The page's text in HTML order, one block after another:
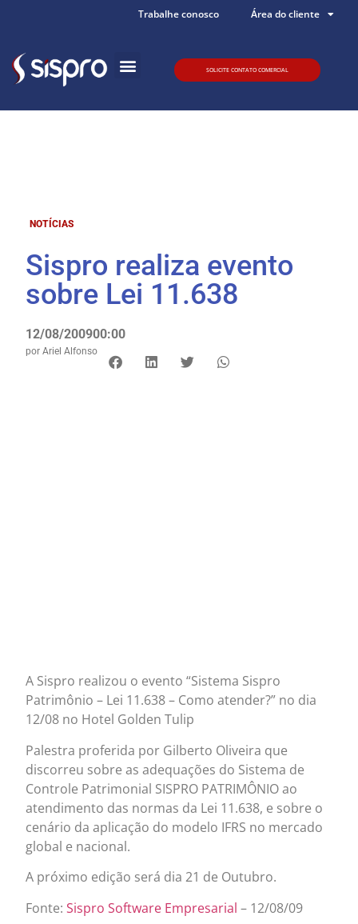
Trabalhe conosco Área do cliente
SOLICITE CONTATO COMERCIAL
NOTÍCIAS
Sispro realiza evento
sobre Lei 11.638
12/08/200900:00
por Ariel Alfonso
A Sispro realizou o evento “Sistema Sispro
Patrimônio – Lei 11.638 – Como atender?” no dia
12/08 no Hotel Golden Tulip
Palestra proferida por Gilberto Oliveira que
discorreu sobre as adequações do Sistema de
Controle Patrimonial SISPRO PATRIMÔNIO ao
atendimento das normas da Lei 11.638, e sobre o
cenário da aplicação do modelo IFRS no mercado
global e nacional.
A próximo edição será dia 21 de Outubro.
Fonte:Sispro Software Empresarial – 12/08/09